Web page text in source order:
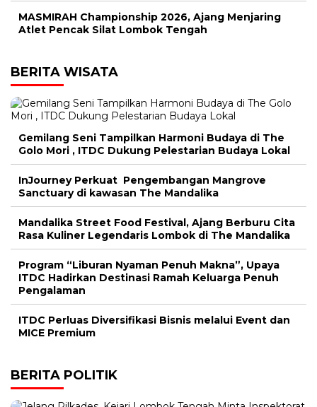
MASMIRAH Championship 2026, Ajang Menjaring
Atlet Pencak Silat Lombok Tengah
BERITA WISATA
Gemilang Seni Tampilkan Harmoni Budaya di The
Golo Mori , ITDC Dukung Pelestarian Budaya Lokal
InJourney Perkuat Pengembangan Mangrove
Sanctuary di kawasan The Mandalika
Mandalika Street Food Festival, Ajang Berburu Cita
Rasa Kuliner Legendaris Lombok di The Mandalika
Program “Liburan Nyaman Penuh Makna”, Upaya
ITDC Hadirkan Destinasi Ramah Keluarga Penuh
Pengalaman
ITDC Perluas Diversifikasi Bisnis melalui Event dan
MICE Premium
BERITA POLITIK